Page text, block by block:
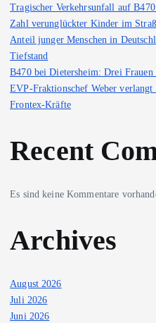
Tragischer Verkehrsunfall auf
Zahl verunglückter Kinder im
Anteil junger Menschen in
Tiefstand
B470 bei Dietersheim: Drei Frauen
EVP-Fraktionschef Weber
Frontex-Kräfte
Recent
Es sind keine Kommentare
Archives
August 2026
Juli 2026
Juni 2026